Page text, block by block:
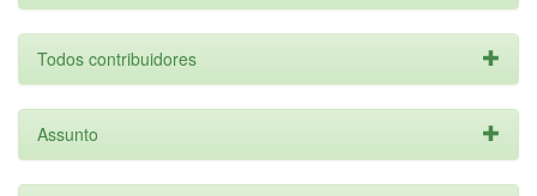
Todos contribuidores
Assunto